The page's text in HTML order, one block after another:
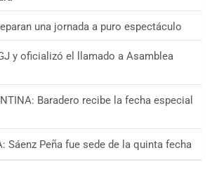
una jornada a puro espectáculo
y oficializó el llamado a Asamblea
Baradero recibe la fecha especial
Sáenz Peña fue sede de la quinta fecha